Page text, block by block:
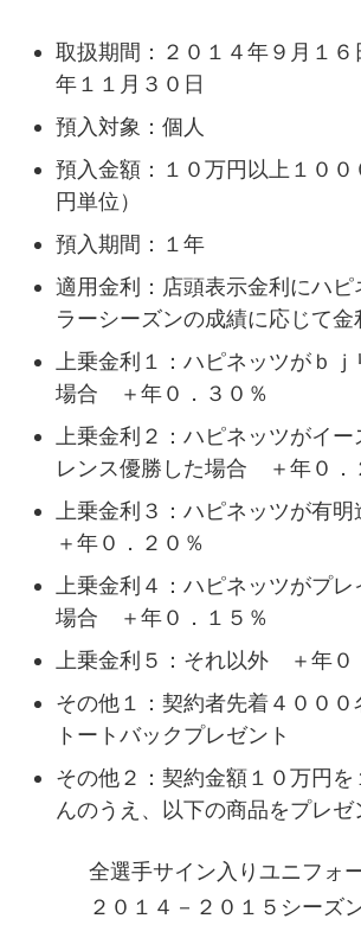
取扱期間：２０１４年９月１６
年１１月３０日
預入対象：個人
預入金額：１０万円以上１００
円単位）
預入期間：１年
適用金利：店頭表示金利にハピ
ラーシーズンの成績に応じて金
上乗金利１：ハピネッツがｂ
場合 ＋年０．３０％
上乗金利２：ハピネッツがイ
レンス優勝した場合 ＋年０．
上乗金利３：ハピネッツが有
＋年０．２０％
上乗金利４：ハピネッツがプ
場合 ＋年０．１５％
上乗金利５：それ以外 ＋年０
その他１：契約者先着４００
トートバックプレゼント
その他２：契約金額１０万円
んのうえ、以下の商品をプレゼ
全選手サイン入りユニフォ
２０１４－２０１５シーズ